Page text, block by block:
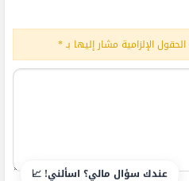
الحقول الإلزامية مشار إليها بـ*
عندك سؤال مالي؟ اسألني! 📈